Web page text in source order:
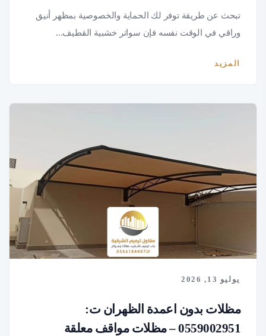
تبحث عن طريقة توفر لك الحماية والخصوصية بمظهر أنيق
وراقي في الوقت نفسه فإن سواتر خشبية القطيف...
المزيد
يوليو 13, 2026
مظلات بدون اعمدة الظهران ت:
0559002951 – مظلات مواقف معلقة